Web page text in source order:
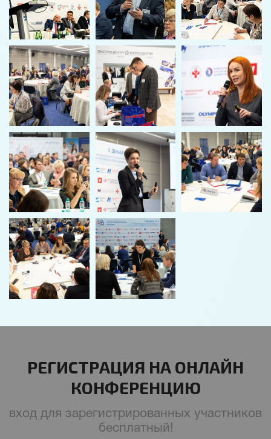
РЕГИСТРАЦИЯ НА ОНЛАЙН
КОНФЕРЕНЦИЮ
вход для зарегистрированных участников
бесплатный!